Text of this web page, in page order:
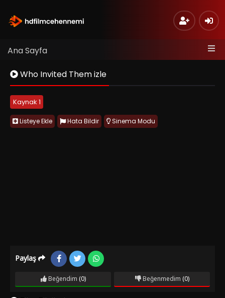
Ana Sayfa
Who Invited Them izle
Kaynak 1
Listeye Ekle Hata Bildir Sinema Modu
Paylaş
Beğendim (0) Beğenmedim (0)